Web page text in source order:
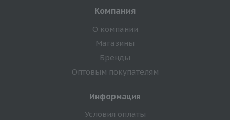
Компания
О компании
Магазины
Бренды
Оптовым покупателям
Информация
Условия оплаты